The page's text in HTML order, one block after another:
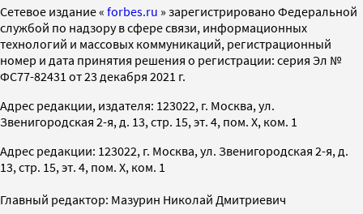
Cетевое издание « forbes.ru » зарегистрировано Федеральной
службой по надзору в сфере связи, информационных
технологий и массовых коммуникаций, регистрационный
номер и дата принятия решения о регистрации: серия Эл №
ФС77-82431 от 23 декабря 2021 г.
Адрес редакции, издателя: 123022, г. Москва, ул.
Звенигородская 2-я, д. 13, стр. 15, эт. 4, пом. X, ком. 1
Адрес редакции: 123022, г. Москва, ул. Звенигородская 2-я, д.
13, стр. 15, эт. 4, пом. X, ком. 1
Главный редактор: Мазурин Николай Дмитриевич